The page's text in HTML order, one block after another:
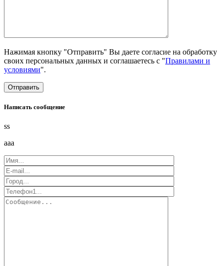
Нажимая кнопку "Отправить" Вы даете согласие на обработку
своих персональных данных и соглашаетесь с "Правилами и
условиями".
Написать сообщение
ss
aaa